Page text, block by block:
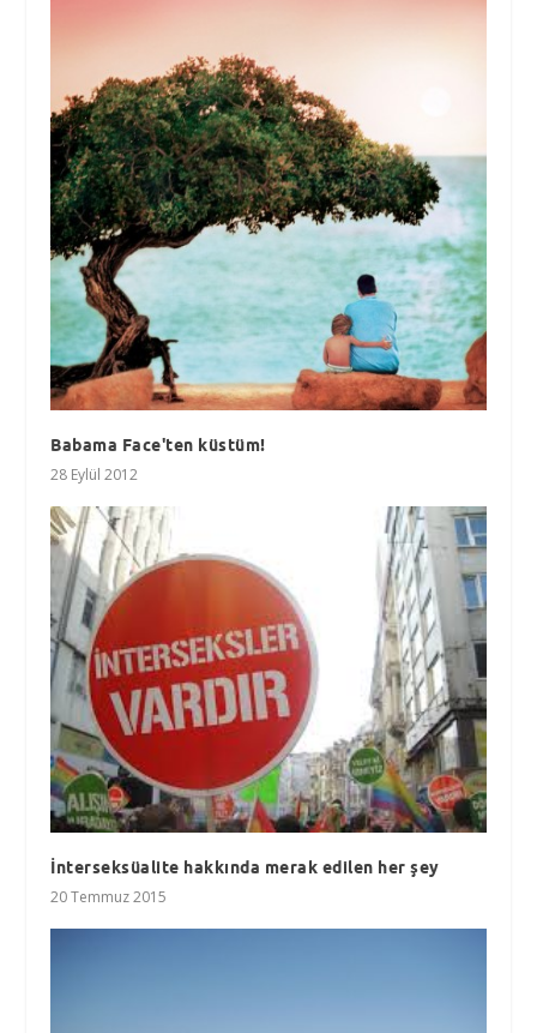
Babama Face'ten küstüm!
28 Eylül 2012
İnterseksüalite hakkında merak edilen her şey
20 Temmuz 2015